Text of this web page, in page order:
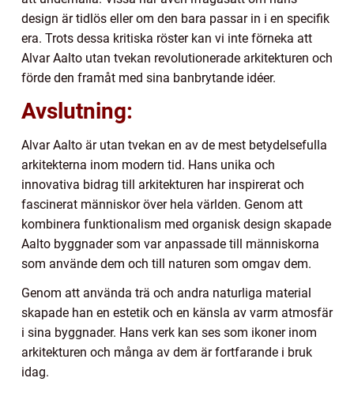
design är tidlös eller om den bara passar in i en specifik
era. Trots dessa kritiska röster kan vi inte förneka att
Alvar Aalto utan tvekan revolutionerade arkitekturen och
förde den framåt med sina banbrytande idéer.
Avslutning:
Alvar Aalto är utan tvekan en av de mest betydelsefulla
arkitekterna inom modern tid. Hans unika och
innovativa bidrag till arkitekturen har inspirerat och
fascinerat människor över hela världen. Genom att
kombinera funktionalism med organisk design skapade
Aalto byggnader som var anpassade till människorna
som använde dem och till naturen som omgav dem.
Genom att använda trä och andra naturliga material
skapade han en estetik och en känsla av varm atmosfär
i sina byggnader. Hans verk kan ses som ikoner inom
arkitekturen och många av dem är fortfarande i bruk
idag.